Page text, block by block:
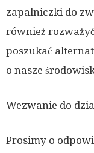
zapalniczki do
również
poszukać
o nasze
Wezwanie do
Prosimy o